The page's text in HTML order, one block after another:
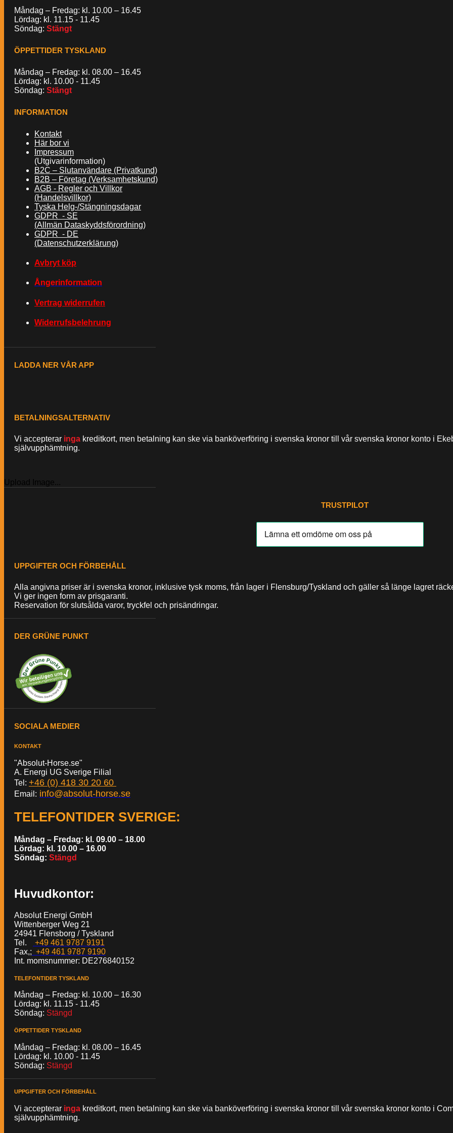
Måndag – Fredag: kl. 10.00 – 16.45
Lördag: kl. 11.15 - 11.45
Söndag: Stängt
ÖPPETTIDER TYSKLAND
Måndag – Fredag: kl. 08.00 – 16.45
Lördag: kl. 10.00 - 11.45
Söndag: Stängt
INFORMATION
Kontakt
Här bor vi
Impressum
(Utgivarinformation)
B2C – Slutanvändare (Privatkund)
B2B – Företag (Verksamhetskund)
AGB - Regler och Villkor
(Handelsvillkor)
Tyska Helg-/Stängningsdagar
GDPR - SE
(Allmän Dataskyddsförordning)
GDPR - DE
(Datenschutzerklärung)
Avbryt köp
Ångerinformation
Vertrag widerrufen
Widerrufsbelehrung
LADDA NER VÅR APP
BETALNINGSALTERNATIV
Vi accepterar inga kreditkort, men betalning kan ske via banköverföring i svenska kronor till vår svenska kronor konto i
självupphämtning.
Upload Image...
TRUSTPILOT
UPPGIFTER OCH FÖRBEHÅLL
Alla angivna priser är i svenska kronor, inklusive tysk moms, från lager i Flensburg/Tyskland och gäller så länge lagret
Vi ger ingen form av prisgaranti.
Reservation för slutsålda varor, tryckfel och prisändringar.
DER GRÜNE PUNKT
SOCIALA MEDIER
KONTAKT
"Absolut-Horse.se"
A. Energi UG Sverige Filial
Tel: +46 (0) 418 30 20 60
Email: info@absolut-horse.se
TELEFONTIDER SVERIGE:
Måndag – Fredag: kl. 09.00 – 18.00
Lördag: kl. 10.00 – 16.00
Söndag: Stängd
Huvudkontor:
Absolut Energi GmbH
Wittenberger Weg 21
24941 Flensborg / Tyskland
Tel.
+49 461 9787 9191
Fax,; +49 461 9787 9190
Int. momsnummer: DE276840152
TELEFONTIDER TYSKLAND
Måndag – Fredag: kl. 10.00 – 16.30
Lördag: kl. 11.15 - 11.45
Söndag: Stängd
ÖPPETTIDER TYSKLAND
Måndag – Fredag: kl. 08.00 – 16.45
Lördag: kl. 10.00 - 11.45
Söndag: Stängd
UPPGIFTER OCH FÖRBEHÅLL
Vi accepterar inga kreditkort, men betalning kan ske via banköverföring i svenska kronor till vår svenska kronor konto i
självupphämtning.